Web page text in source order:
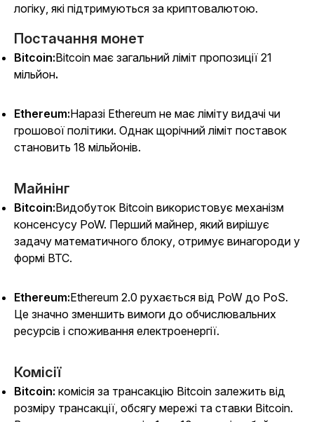
логіку, які підтримуються за криптовалютою.
Постачання монет
Bitcoin:Bitcoin має загальний ліміт пропозиції 21
мільйон.
Ethereum:Наразі Ethereum не має ліміту видачі чи
грошової політики. Однак щорічний ліміт поставок
становить 18 мільйонів.
Майнінг
Bitcoin:Видобуток Bitcoin використовує механізм
консенсусу PoW. Перший майнер, який вирішує
задачу математичного блоку, отримує винагороди у
формі BTC.
Ethereum:Ethereum 2.0 рухається від PoW до PoS.
Це значно зменшить вимоги до обчислювальних
ресурсів і споживання електроенергії.
Комісії
Bitcoin: комісія за трансакцію Bitcoin залежить від
розміру трансакції, обсягу мережі та ставки Bitcoin.